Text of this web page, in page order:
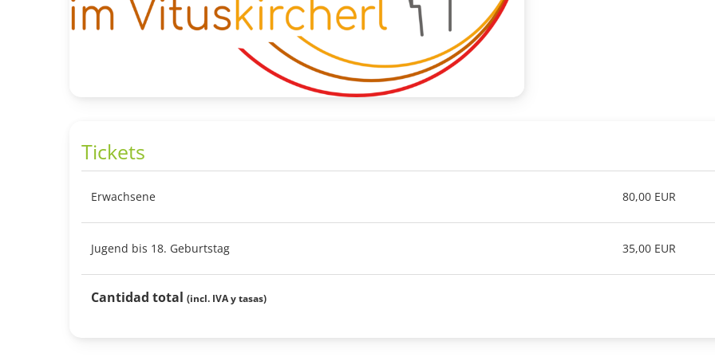
Tickets
Erwachsene 80,00 EUR
Jugend bis 18. Geburtstag 35,00 EUR
Cantidad total (incl. IVA y tasas)